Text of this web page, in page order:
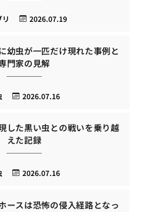
2026.07.19
リ
幼虫が一匹だけ現れた事例と
門家の見解
2026.07.16
した黒い虫との戦いを乗り越
えた記録
2026.07.16
ースは恐怖の侵入経路となっ